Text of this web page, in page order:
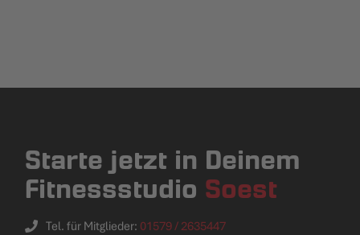
Starte jetzt in Deinem
Fitnessstudio Soest
Tel. für Mitglieder: 01579 / 2635447